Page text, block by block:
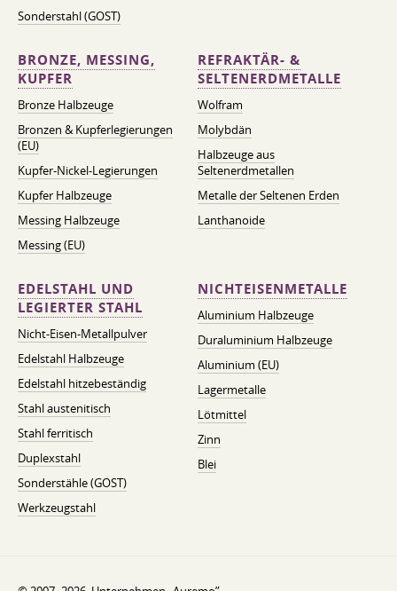
Sonderstahl (GOST)
BRONZE, MESSING,
KUPFER
Bronze Halbzeuge
Bronzen & Kupferlegierungen
(EU)
Kupfer-Nickel-Legierungen
Kupfer Halbzeuge
Messing Halbzeuge
Messing (EU)
REFRAKTÄR- &
SELTENERDMETALLE
Wolfram
Molybdän
Halbzeuge aus
Seltenerdmetallen
Metalle der Seltenen Erden
Lanthanoide
EDELSTAHL UND
LEGIERTER STAHL
Nicht-Eisen-Metallpulver
Edelstahl Halbzeuge
Edelstahl hitzebeständig
Stahl austenitisch
Stahl ferritisch
Duplexstahl
Sonderstähle (GOST)
Werkzeugstahl
NICHTEISENMETALLE
Aluminium Halbzeuge
Duraluminium Halbzeuge
Aluminium (EU)
Lagermetalle
Lötmittel
Zinn
Blei